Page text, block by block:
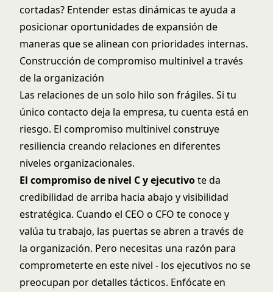
cortadas? Entender estas dinámicas te ayuda a
posicionar oportunidades de expansión de
maneras que se alinean con prioridades internas.
Construcción de compromiso multinivel a través
de la organización
Las relaciones de un solo hilo son frágiles. Si tu
único contacto deja la empresa, tu cuenta está en
riesgo. El compromiso multinivel construye
resiliencia creando relaciones en diferentes
niveles organizacionales.
El compromiso de nivel C y ejecutivote da
credibilidad de arriba hacia abajo y visibilidad
estratégica. Cuando el CEO o CFO te conoce y
valúa tu trabajo, las puertas se abren a través de
la organización. Pero necesitas una razón para
comprometerte en este nivel - los ejecutivos no se
preocupan por detalles tácticos. Enfócate en